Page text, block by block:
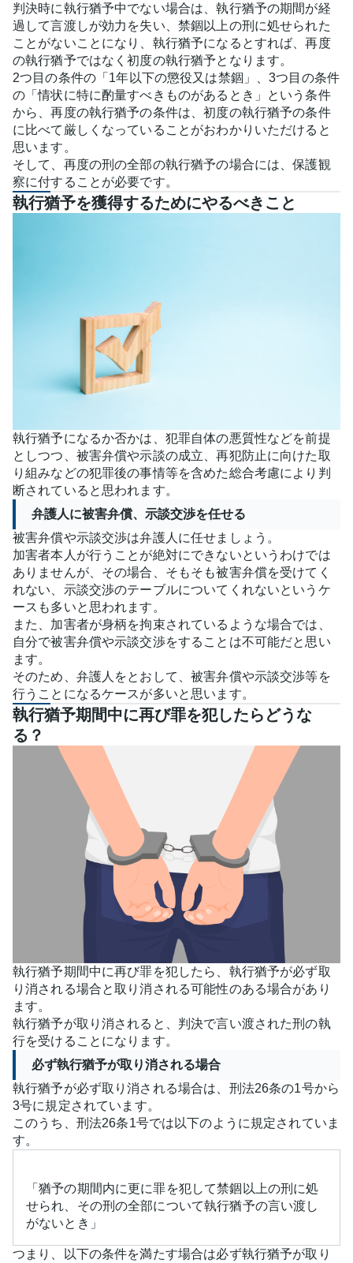
判決時に執行猶予中でない場合は、執行猶予の期間が経
過して言渡しが効力を失い、禁錮以上の刑に処せられた
ことがないことになり、執行猶予になるとすれば、再度
の執行猶予ではなく初度の執行猶予となります。
2つ目の条件の「1年以下の懲役又は禁錮」、3つ目の条件
の「情状に特に酌量すべきものがあるとき」という条件
から、再度の執行猶予の条件は、初度の執行猶予の条件
に比べて厳しくなっていることがおわかりいただけると
思います。
そして、再度の刑の全部の執行猶予の場合には、保護観
察に付することが必要です。
執行猶予を獲得するためにやるべきこと
執行猶予になるか否かは、犯罪自体の悪質性などを前提
としつつ、被害弁償や示談の成立、再犯防止に向けた取
り組みなどの犯罪後の事情等を含めた総合考慮により判
断されていると思われます。
弁護人に被害弁償、示談交渉を任せる
被害弁償や示談交渉は弁護人に任せましょう。
加害者本人が行うことが絶対にできないというわけでは
ありませんが、その場合、そもそも被害弁償を受けてく
れない、示談交渉のテーブルについてくれないというケ
ースも多いと思われます。
また、加害者が身柄を拘束されているような場合では、
自分で被害弁償や示談交渉をすることは不可能だと思い
ます。
そのため、弁護人をとおして、被害弁償や示談交渉等を
行うことになるケースが多いと思います。
執行猶予期間中に再び罪を犯したらどうな
る？
執行猶予期間中に再び罪を犯したら、執行猶予が必ず取
り消される場合と取り消される可能性のある場合があり
ます。
執行猶予が取り消されると、判決で言い渡された刑の執
行を受けることになります。
必ず執行猶予が取り消される場合
執行猶予が必ず取り消される場合は、刑法26条の1号から
3号に規定されています。
このうち、刑法26条1号では以下のように規定されていま
す。
「猶予の期間内に更に罪を犯して禁錮以上の刑に処
せられ、その刑の全部について執行猶予の言い渡し
がないとき」
つまり、以下の条件を満たす場合は必ず執行猶予が取り